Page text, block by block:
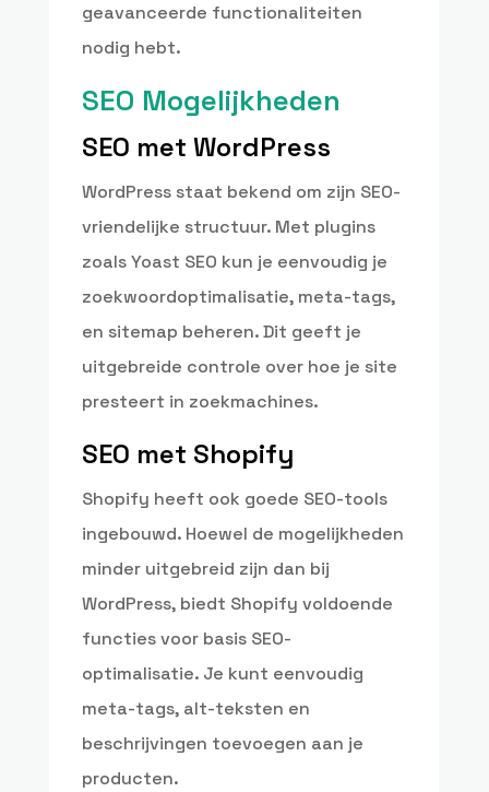
geavanceerde functionaliteiten
nodig hebt.
SEO Mogelijkheden
SEO met WordPress
WordPress staat bekend om zijn SEO-
vriendelijke structuur. Met plugins
zoals Yoast SEO kun je eenvoudig je
zoekwoordoptimalisatie, meta-tags,
en sitemap beheren. Dit geeft je
uitgebreide controle over hoe je site
presteert in zoekmachines.
SEO met Shopify
Shopify heeft ook goede SEO-tools
ingebouwd. Hoewel de mogelijkheden
minder uitgebreid zijn dan bij
WordPress, biedt Shopify voldoende
functies voor basis SEO-
optimalisatie. Je kunt eenvoudig
meta-tags, alt-teksten en
beschrijvingen toevoegen aan je
producten.